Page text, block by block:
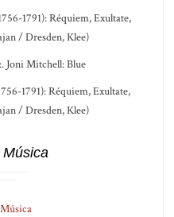
1791): Réquiem, Exultate,
/ Dresden, Klee)
Joni Mitchell: Blue
1791): Réquiem, Exultate,
/ Dresden, Klee)